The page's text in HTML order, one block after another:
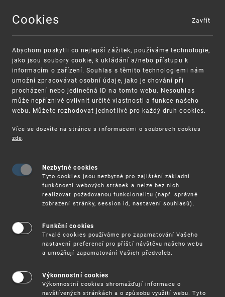
MENU
VAROVÁNÍ
Finanční podpora
Vynálezy / Patenty
Užitnévzory
Cookies
Abychom poskytli co nejlepší zážitek, používáme technologie,
jako jsou soubory cookie, k ukládání a/nebo přístupu k
informacím o zařízení. Souhlas s těmito technologiemi nám
umožní zpracovávat osobní údaje, jako je chování při
procházení nebo jedinečná ID na tomto webu. Nesouhlas
může nepříznivě ovlivnit určité vlastnosti a funkce našeho
webu. Můžete rozhodovat jednotlivě pro každý druh cookies.
Více se dozvíte na stránce s informacemi o souborech cookies
zde.
Nezbytné cookies
Tyto cookies jsou nezbytné pro zajištění základní
funkčnosti webových stránek a nelze bez nich
realizovat požadovanou funkcionalitu (např. správné
zobrazení stránky, session id, nastavení souhlasů).
Funkční cookies
Trvalé cookies používáme pro zapamatování Vašeho
nastavení preferencí pro příští návštěvu našeho webu
a umožňují zapamatování Vašich předvoleb.
Výkonnostní cookies
Výkonnostní cookies shromažďují informace o
navštívených stránkách a o způsobu využití webu. Tyto
Zavřít